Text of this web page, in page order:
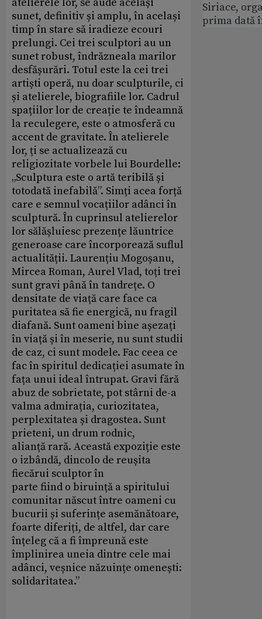
atelierele lor, se aude același
sunet, definitiv și amplu, în același
timp în stare să iradieze ecouri
prelungi. Cei trei sculptori au un
sunet robust, îndrăzneala marilor
desfășurări. Totul este la cei trei
artiști operă, nu doar sculpturile, ci
și atelierele, biografiile lor. Cadrul
spațiilor lor de creație te îndeamnă
la reculegere, este o atmosferă cu
accent de gravitate. În atelierele
lor, ți se actualizează cu
religiozitate vorbele lui Bourdelle:
„Sculptura este o artă teribilă și
totodată inefabilă”. Simți acea forță
care e semnul vocațiilor adânci în
sculptură. În cuprinsul atelierelor
lor sălășluiesc prezențe lăuntrice
generoase care încorporează suflul
actualității. Laurențiu Mogoșanu,
Mircea Roman, Aurel Vlad, toți trei
sunt gravi până în tandrețe. O
densitate de viață care face ca
puritatea să fie energică, nu fragil
diafană. Sunt oameni bine așezați
în viață și în meserie, nu sunt studii
de caz, ci sunt modele. Fac ceea ce
fac în spiritul dedicației asumate în
fața unui ideal întrupat. Gravi fără
abuz de sobrietate, pot stârni de-a
valma admirația, curiozitatea,
perplexitatea și dragostea. Sunt
prieteni, un drum rodnic,
alianță rară. Această expoziție este
o izbândă, dincolo de reușita
fiecărui sculptor în
parte fiind o biruință a spiritului
comunitar născut între oameni cu
bucurii și suferințe asemănătoare,
foarte diferiți, de altfel, dar care
înțeleg că a fi împreună este
împlinirea uneia dintre cele mai
adânci, veșnice năzuințe omenești:
solidaritatea.”
Siriace,
prima dată